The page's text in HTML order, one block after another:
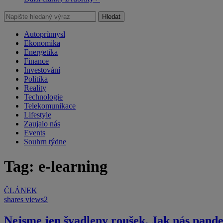
Hledat
Autoprůmysl
Ekonomika
Energetika
Finance
Investování
Politika
Reality
Technologie
Telekomunikace
Lifestyle
Zaujalo nás
Events
Souhrn týdne
Tag: e-learning
ČLÁNEK
shares views2